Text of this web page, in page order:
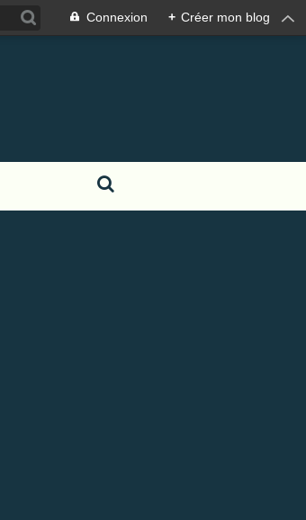
Connexion + Créer mon blog